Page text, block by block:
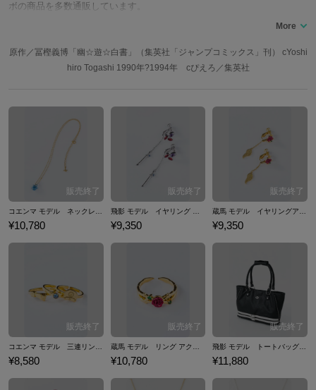
ボの商品を多数通販しています。
原作／冨樫義博「幽☆遊☆白書」（集英社「ジャンプコミックス」刊） cYoshi
hiro Togashi 1990年?1994年 cぴえろ／集英社
¥10,780 ¥9,350 ¥9,350
コエンマ モデル 三連リング アクセサリー 幽☆遊☆白書
¥8,580
蔵馬 モデル リング アクセサリー 幽☆遊☆白書
¥10,780
飛影 モデル トートバッグ バッグ 幽☆遊☆白書
¥11,880